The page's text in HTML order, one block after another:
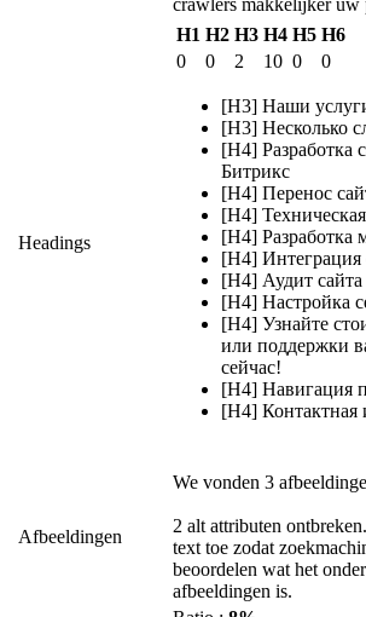
crawlers makkelijker uw
Headings
H1 H2 H3 H4 H5 H6
0
0 2 10 0 0
[H3] Наши
[H3] Несколько
[H4] Разработка
Битрикс
[H4] Перенос
[H4]
[H4] Разработка
[H4] Интеграция
[H4] Аудит сайта
[H4] Настройка
[H4] Узнайте
или поддержки
сейчас!
[H4] Навигация
[H4]
Afbeeldingen
We vonden 3
2 alt attributen
text toe zodat
beoordelen wat het
afbeeldingen is.